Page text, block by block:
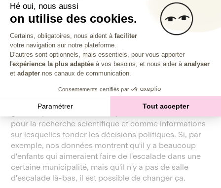
L'exercice et le sport sont des bases importantes pour
la santé physique et mentale. Mais le sport est aussi un
facteur très important pour renforcer la confiance en
soi et l'intégration sociale.Nous voulons donner aux
nouvelles générations les bases d'une société plus saine.
En outre, SportKompas permet de collecter une
grande quantité de données pertinentes très utiles
pour la recherche scientifique et comme informations
sur lesquelles fonder les décisions politiques. Si, par
exemple, nos données montrent qu'il y a beaucoup
d'enfants qui aimeraient faire de l'escalade dans une
certaine municipalité, mais qu'il n'y a pas de salle
d'escalade là-bas, il est possible de changer ça.
Hé oui, nous aussi
on utilise des cookies.
Plateforme de Gestion du
Certains, obligatoires, nous aident à faciliter
votre navigation sur notre plateforme.
D'autres sont optionnels, mais essentiels, pour vous apporter
l'expérience la plus adaptée à vos besoins, et nous aider à analyser
et adapter nos canaux de communication.
Consentements certifiés par
Paramétrer Tout accepter
Axeptio consent